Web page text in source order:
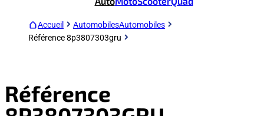
Accueil AutomobilesAutomobiles
Référence 8p3807303gru
Référence